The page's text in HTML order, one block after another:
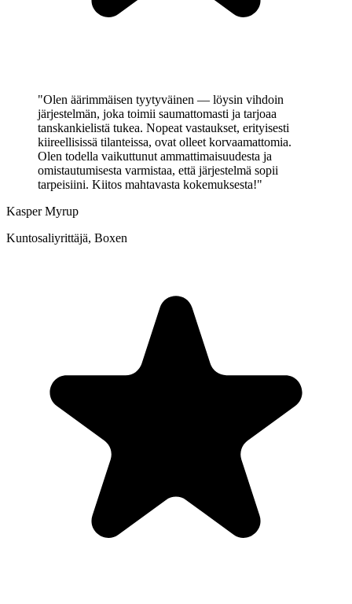
"Olen äärimmäisen tyytyväinen — löysin vihdoin
järjestelmän, joka toimii saumattomasti ja tarjoaa
tanskankielistä tukea. Nopeat vastaukset, erityisesti
kiireellisissä tilanteissa, ovat olleet korvaamattomia.
Olen todella vaikuttunut ammattimaisuudesta ja
omistautumisesta varmistaa, että järjestelmä sopii
tarpeisiini. Kiitos mahtavasta kokemuksesta!"
Kasper Myrup
Kuntosaliyrittäjä, Boxen